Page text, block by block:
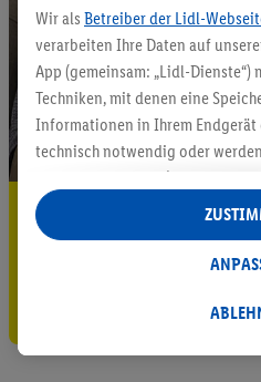
5.95 €
Gutschein
Wir als Betreiber der Lidl-
verarbeiten Ihre Daten auf
App (gemeinsam: „Lidl-
Techniken, mit denen eine
Informationen in Ihrem
technisch notwendig oder
auch durch Partner (u.a.
Verantwortliche; im
insgesamt
Statistik-Erstellung oder für
Datenverarbeitungen für